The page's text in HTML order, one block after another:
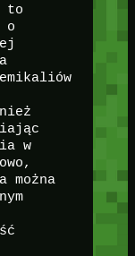
to
o
w
można